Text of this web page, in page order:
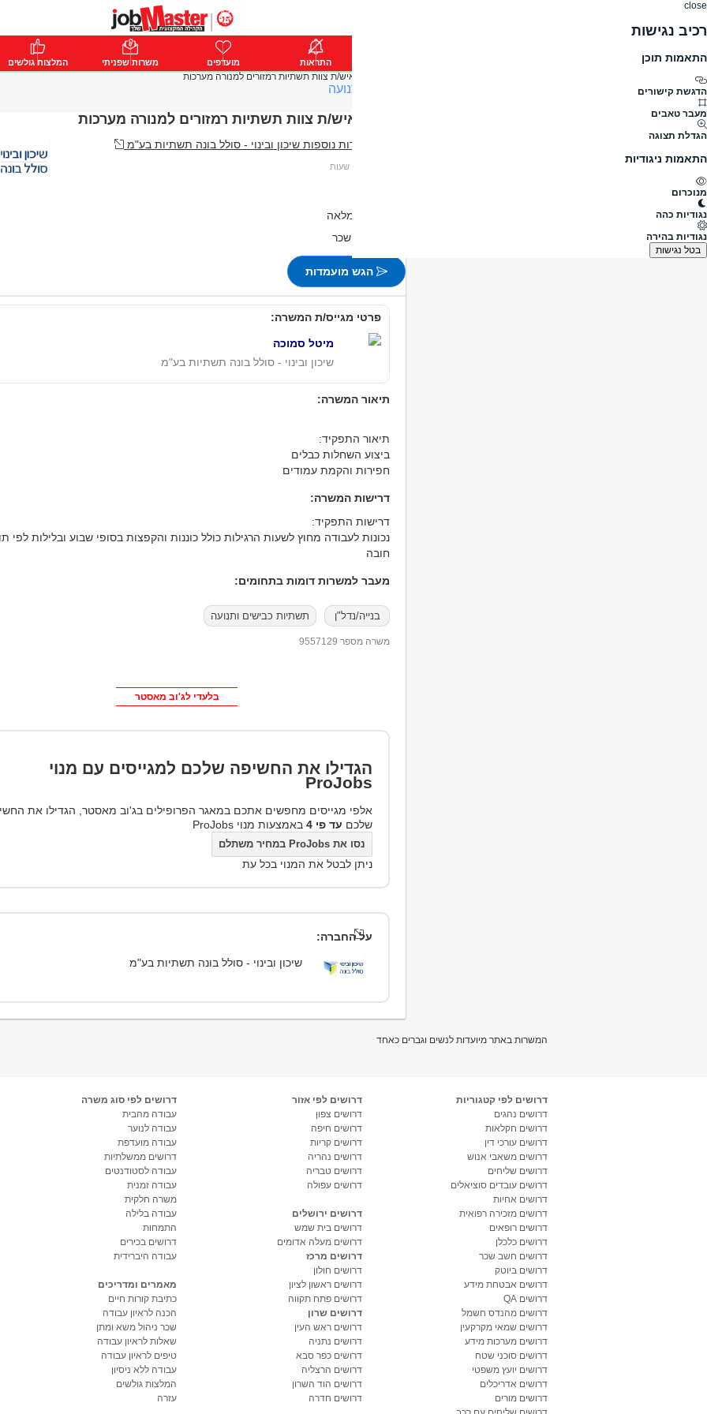
close
רכיב נגישות
התאמות תוכן
הדגשת קישורים
מעבר טאבים
הגדלת תצוגה
התאמות ניגודיות
מנוכרום
נגודיות כהה
נגודיות בהירה
בטל נגישות
פרימיום התחבר התראות מועדפים משרות שפניתי המלצות גולשים
דרוש/ה איש/ת צוות תשתיות רמזורים למנורה מערכות
מעבר לדרושים תשתיות כבישים ותנועה
דרוש/ה איש/ת צוות תשתיות רמזורים למנורה מערכות
מעבר למשרות נוספות שיכון ובינוי - סולל בונה תשתיות בע"מ
משרה מלאה
לא צוין שכר
הגש מועמדות
פרטי מגייס/ת המשרה:
מיטל סמוכה
שיכון ובינוי - סולל בונה תשתיות בע"מ
תיאור המשרה:
תיאור התפקיד:
ביצוע השחלות כבלים
חפירות והקמת עמודים
דרישות המשרה:
דרישות התפקיד:
נכונות לעבודה מחוץ לשעות הרגילות כולל כוננות והקפצות בסופי שבוע ובלילות לפי
חובה
מעבר למשרות דומות בתחומים:
בנייה/נדל"ן תשתיות כבישים ותנועה
משרה מספר 9557129
בלעדי לג'וב מאסטר
הגדילו את החשיפה שלכם למגייסים עם מנוי
ProJobs
אלפי מגייסים מחפשים אתכם במאגר הפרופילים בג'וב מאסטר, הגדילו את
שלכם עד פי 4 באמצעות מנוי ProJobs
נסו את ProJobs במחיר משתלם
ניתן לבטל את המנוי בכל עת
על החברה:
שיכון ובינוי - סולל בונה תשתיות בע"מ
המשרות באתר מיועדות לנשים וגברים כאחד
דרושים לפי קטגוריות
דרושים נהגים
דרושים חקלאות
דרושים עורכי דין
דרושים משאבי אנוש
דרושים שליחים
דרושים עובדים סוציאלים
דרושים אחיות
דרושים מזכירה רפואית
דרושים רופאים
דרושים כלכלן
דרושים חשב שכר
דרושים ביוטק
דרושים אבטחת מידע
דרושים QA
דרושים מהנדס חשמל
דרושים שמאי מקרקעין
דרושים מערכות מידע
דרושים סוכני שטח
דרושים יועץ משפטי
דרושים אדריכלים
דרושים מורים
דרושים לפי אזור
דרושים צפון
דרושים חיפה
דרושים קריות
דרושים נהריה
דרושים טבריה
דרושים עפולה
דרושים ירושלים
דרושים בית שמש
דרושים מעלה אדומים
דרושים מרכז
דרושים חולון
דרושים ראשון לציון
דרושים פתח תקווה
דרושים שרון
דרושים ראש העין
דרושים נתניה
דרושים כפר סבא
דרושים הרצליה
דרושים הוד השרון
דרושים חדרה
דרושים לפי סוג משרה
עבודה מהבית
עבודה לנוער
עבודה מועדפת
דרושים ממשלתיות
עבודה לסטודנטים
עבודה זמנית
משרה חלקית
עבודה בלילה
התמחות
דרושים בכירים
עבודה היברידית
מאמרים ומדריכים
כתיבת קורות חיים
הכנה לראיון עבודה
שכר ניהול משא ומתן
שאלות לראיון עבודה
טיפים לראיון עבודה
עבודה ללא ניסיון
המלצות גולשים
עזרה